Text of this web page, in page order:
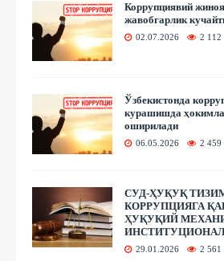
Коррупциявий
жавобгарлик
02.07.2026 2 112
Ўзбекистонда
курашишда
оширилади
06.05.2026 2 459
СУД-ҲУҚУҚ
КОРРУПЦИЯГА
ҲУҚУҚИЙ
29.01.2026 2 561